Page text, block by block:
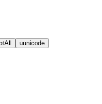
uunicode